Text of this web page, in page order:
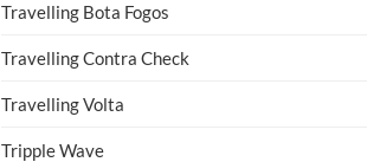
Travelling Bota Fogos
Travelling Contra Check
Travelling Volta
Tripple Wave